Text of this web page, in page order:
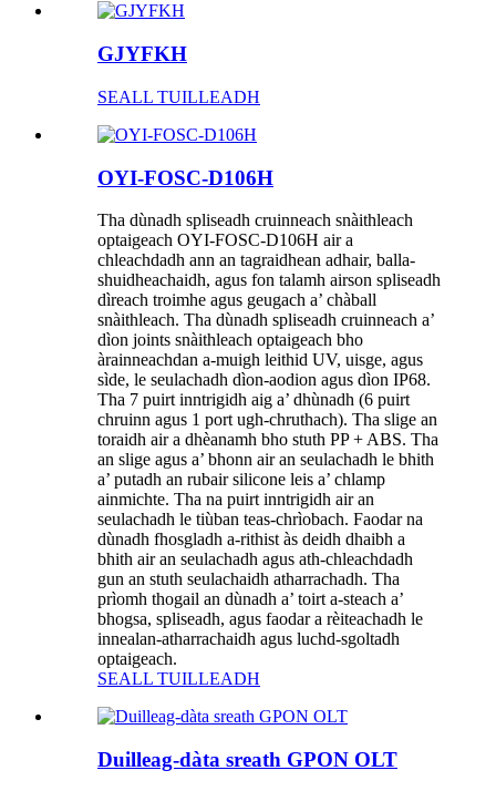
GJYFKH
SEALL TUILLEADH
OYI-FOSC-D106H
Tha dùnadh spliseadh cruinneach snàithleach
optaigeach OYI-FOSC-D106H air a
chleachdadh ann an tagraidhean adhair, balla-
shuidheachaidh, agus fon talamh airson spliseadh
dìreach troimhe agus geugach a’ chàball
snàithleach. Tha dùnadh spliseadh cruinneach a’
dìon joints snàithleach optaigeach bho
àrainneachdan a-muigh leithid UV, uisge, agus
sìde, le seulachadh dìon-aodion agus dìon IP68.
Tha 7 puirt inntrigidh aig a’ dhùnadh (6 puirt
chruinn agus 1 port ugh-chruthach). Tha slige an
toraidh air a dhèanamh bho stuth PP + ABS. Tha
an slige agus a’ bhonn air an seulachadh le bhith
a’ putadh an rubair silicone leis a’ chlamp
ainmichte. Tha na puirt inntrigidh air an
seulachadh le tiùban teas-chrìobach. Faodar na
dùnadh fhosgladh a-rithist às deidh dhaibh a
bhith air an seulachadh agus ath-chleachdadh
gun an stuth seulachaidh atharrachadh. Tha
prìomh thogail an dùnadh a’ toirt a-steach a’
bhogsa, spliseadh, agus faodar a rèiteachadh le
innealan-atharrachaidh agus luchd-sgoltadh
optaigeach.
SEALL TUILLEADH
Duilleag-dàta sreath GPON OLT